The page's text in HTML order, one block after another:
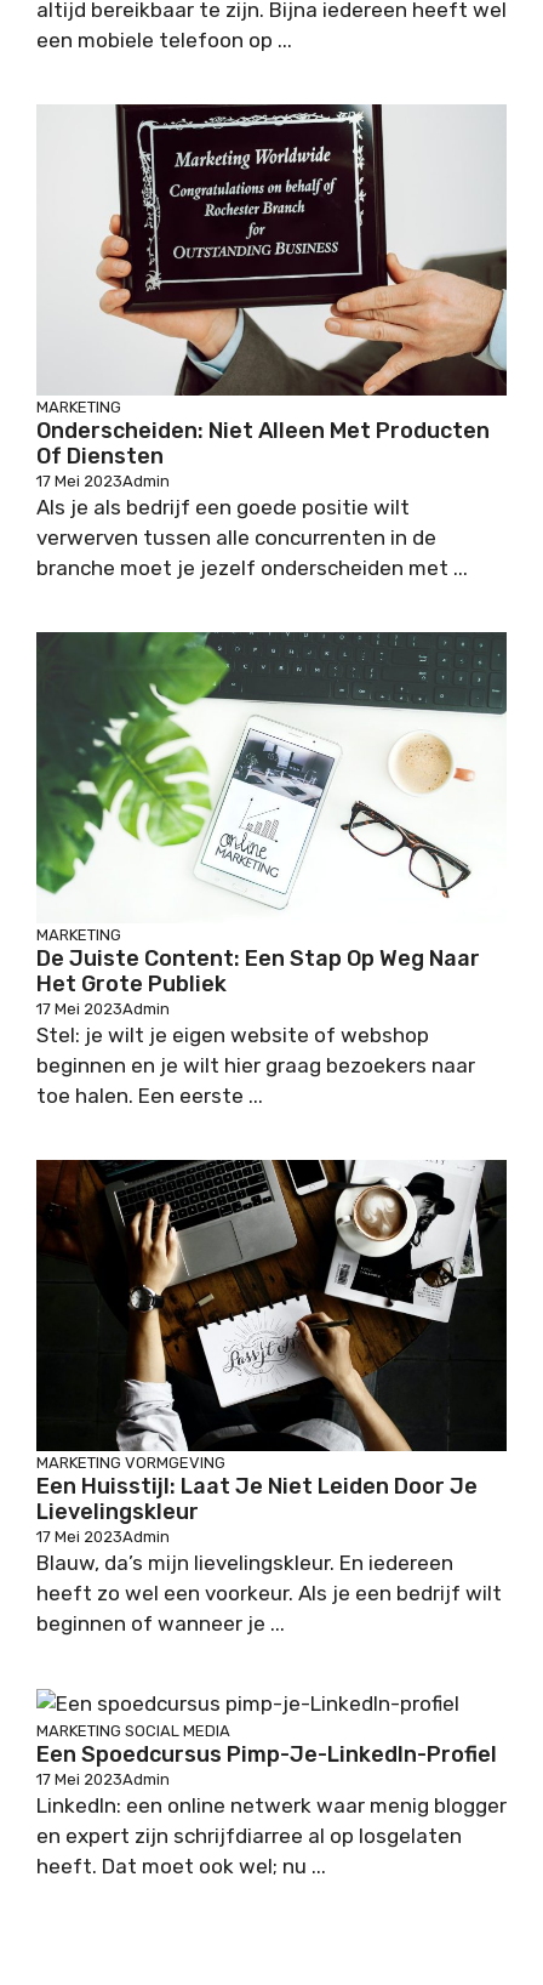
altijd bereikbaar te zijn. Bijna iedereen heeft wel
een mobiele telefoon op ...
MARKETING
Onderscheiden: Niet Alleen Met Producten
Of Diensten
17 Mei 2023Admin
Als je als bedrijf een goede positie wilt
verwerven tussen alle concurrenten in de
branche moet je jezelf onderscheiden met ...
MARKETING
De Juiste Content: Een Stap Op Weg Naar
Het Grote Publiek
17 Mei 2023Admin
Stel: je wilt je eigen website of webshop
beginnen en je wilt hier graag bezoekers naar
toe halen. Een eerste ...
MARKETING VORMGEVING
Een Huisstijl: Laat Je Niet Leiden Door Je
Lievelingskleur
17 Mei 2023Admin
Blauw, da’s mijn lievelingskleur. En iedereen
heeft zo wel een voorkeur. Als je een bedrijf wilt
beginnen of wanneer je ...
MARKETING SOCIAL MEDIA
Een Spoedcursus Pimp-Je-LinkedIn-Profiel
17 Mei 2023Admin
LinkedIn: een online netwerk waar menig blogger
en expert zijn schrijfdiarree al op losgelaten
heeft. Dat moet ook wel; nu ...